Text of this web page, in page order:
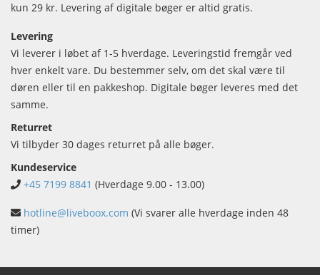
kun 29 kr. Levering af digitale bøger er altid gratis.
Levering
Vi leverer i løbet af 1-5 hverdage. Leveringstid fremgår ved
hver enkelt vare. Du bestemmer selv, om det skal være til
døren eller til en pakkeshop. Digitale bøger leveres med det
samme.
Returret
Vi tilbyder 30 dages returret på alle bøger.
Kundeservice
+45 7199 8841 (Hverdage 9.00 - 13.00)
hotline@liveboox.com (Vi svarer alle hverdage inden 48
timer)